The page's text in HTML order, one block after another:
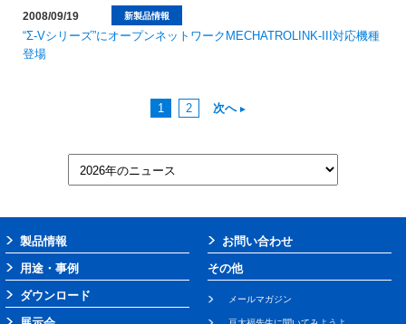
新製品情報
2008/09/19
“Σ-Vシリーズ”にオープンネットワークMECHATROLINK-III対応機種
登場
1 2 次へ
製品情報
用途・事例
ダウンロード
お問い合わせ
その他
メールマガジン